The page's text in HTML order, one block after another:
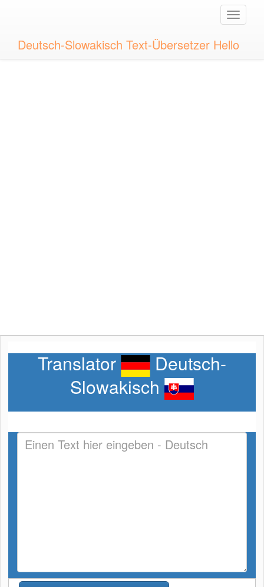
Toggle
Deutsch-Slowakisch Text-Übersetzer Hello
Translator
Deutsch-
Slowakisch